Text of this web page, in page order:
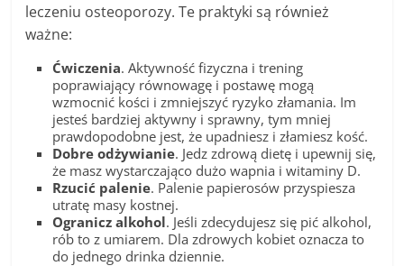
leczeniu osteoporozy. Te praktyki są również
ważne:
Ćwiczenia. Aktywność fizyczna i trening
poprawiający równowagę i postawę mogą
wzmocnić kości i zmniejszyć ryzyko złamania. Im
jesteś bardziej aktywny i sprawny, tym mniej
prawdopodobne jest, że upadniesz i złamiesz kość.
Dobre odżywianie. Jedz zdrową dietę i upewnij się,
że masz wystarczająco dużo wapnia i witaminy D.
Rzucić palenie. Palenie papierosów przyspiesza
utratę masy kostnej.
Ogranicz alkohol. Jeśli zdecydujesz się pić alkohol,
rób to z umiarem. Dla zdrowych kobiet oznacza to
do jednego drinka dziennie.